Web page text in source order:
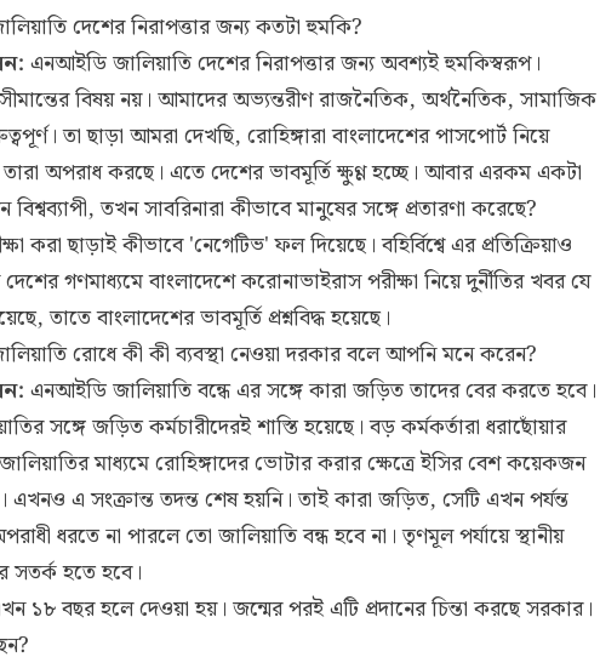
দেশের নিরাপত্তার জন্য কতটা হুমকি?
এনআইডি জালিয়াতি দেশের নিরাপত্তার জন্য অবশ্যই হুমকিস্বরূপ।
বিষয় নয়। আমাদের অভ্যন্তরীণ রাজনৈতিক, অর্থনৈতিক, সামাজিক
তা ছাড়া আমরা দেখছি, রোহিঙ্গারা বাংলাদেশের পাসপোর্ট নিয়ে
অপরাধ করছে। এতে দেশের ভাবমূর্তি ক্ষুণ্ণ হচ্ছে। আবার এরকম একটা
বিশ্বব্যাপী, তখন সাবরিনারা কীভাবে মানুষের সঙ্গে প্রতারণা করেছে?
করা ছাড়াই কীভাবে 'নেগেটিভ' ফল দিয়েছে। বহির্বিশ্বে এর প্রতিক্রিয়াও
গণমাধ্যমে বাংলাদেশে করোনাভাইরাস পরীক্ষা নিয়ে দুর্নীতির খবর যে
তাতে বাংলাদেশের ভাবমূর্তি প্রশ্নবিদ্ধ হয়েছে।
রোধে কী কী ব্যবস্থা নেওয়া দরকার বলে আপনি মনে করেন?
এনআইডি জালিয়াতি বন্ধে এর সঙ্গে কারা জড়িত তাদের বের করতে হবে।
সঙ্গে জড়িত কর্মচারীদেরই শাস্তি হয়েছে। বড় কর্মকর্তারা ধরাছোঁয়ার
মাধ্যমে রোহিঙ্গাদের ভোটার করার ক্ষেত্রে ইসির বেশ কয়েকজন
এখনও এ সংক্রান্ত তদন্ত শেষ হয়নি। তাই কারা জড়িত, সেটি এখন পর্যন্ত
ধরতে না পারলে তো জালিয়াতি বন্ধ হবে না। তৃণমূল পর্যায়ে স্থানীয়
সতর্ক হতে হবে।
১৮ বছর হলে দেওয়া হয়। জন্মের পরই এটি প্রদানের চিন্তা করছে সরকার।